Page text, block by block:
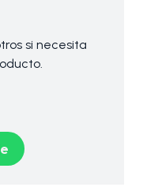
si necesita